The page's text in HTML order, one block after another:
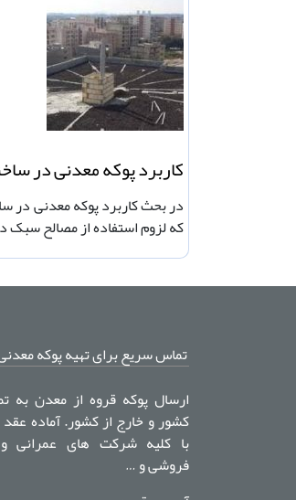
كاربرد پوکه معدنی در
در بحث كاربرد پوکه معدنی در
که لزوم استفاده از مصالح
تماس سریع برای تهیه پوکه
ارسال پوکه قروه از معدن به
کشور و خارج از کشور. آماده عقد
با کلیه شرکت های عمرانی
فروشی و …